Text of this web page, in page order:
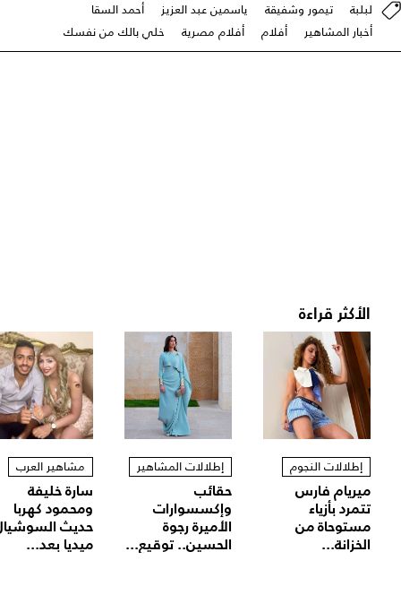
لبلبة تيمور وشفيقة ياسمين عبد العزيز
أحمد السقا
أخبار المشاهير
أفلام أفلام مصرية خلي بالك من نفسك
الأكثر قراءة
إطلالات النجوم
ميريام فارس
تتمرد بأزياء
مستوحاة من
الخزانة...
إطلالات المشاهير
حقائب
وإكسسوارات
الأميرة رجوة
الحسين.. توقيع...
مشاهير العرب
سارة خليفة
ومحمود كهربا
حديث
ميديا بعد...